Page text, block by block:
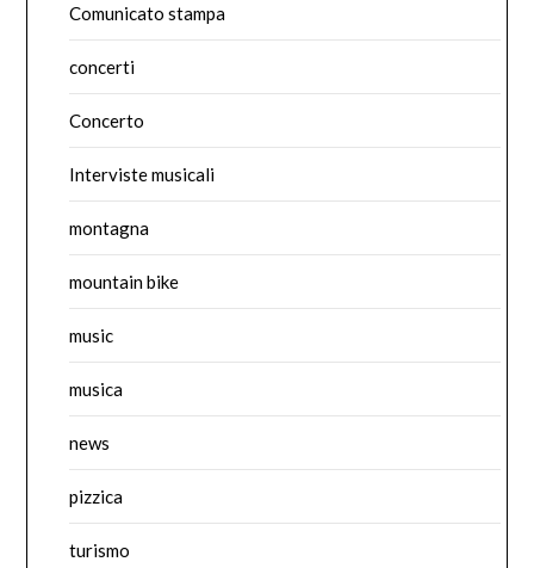
Comunicato stampa
concerti
Concerto
Interviste musicali
montagna
mountain bike
music
musica
news
pizzica
turismo